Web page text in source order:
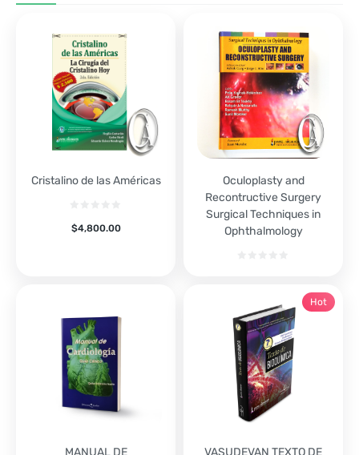
Cristalino de las Américas
$4,800.00
Oculoplasty and
Recontructive Surgery
Surgical Techniques in
Ophthalmology
MANUAL DE VASUDEVAN TEXTO DE
Hot